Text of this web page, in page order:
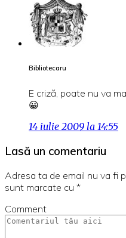
Bibliotecaru
E criză, poate nu va
😀
14 iulie 2009 la 14:55
Lasă un comentariu
Adresa ta de email nu va fi
sunt marcate cu *
Comment